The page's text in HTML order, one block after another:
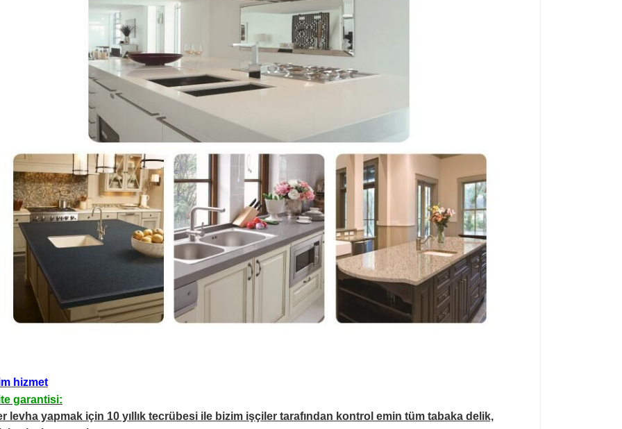
hizmet
garantisi:
levha yapmak için 10 yıllık tecrübesi ile bizim işçiler tarafından kontrol emin tüm tabaka delik,